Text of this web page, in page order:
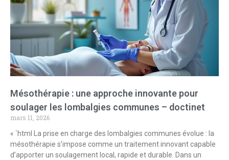
Mésothérapie : une approche innovante pour
soulager les lombalgies communes – doctinet
mars 11, 2026
« `html La prise en charge des lombalgies communes évolue : la
mésothérapie s’impose comme un traitement innovant capable
d’apporter un soulagement local, rapide et durable. Dans un